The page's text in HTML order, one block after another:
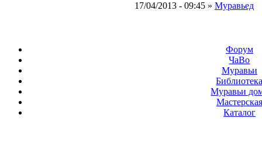
17/04/2013 - 09:45 » Муравьед
Форум
ЧаВо
Муравьи
Муравьи
Мастерская
Каталог